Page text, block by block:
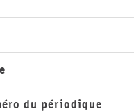
du périodique